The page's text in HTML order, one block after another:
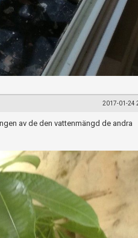
2017-01-24
av de den vattenmängd de andra